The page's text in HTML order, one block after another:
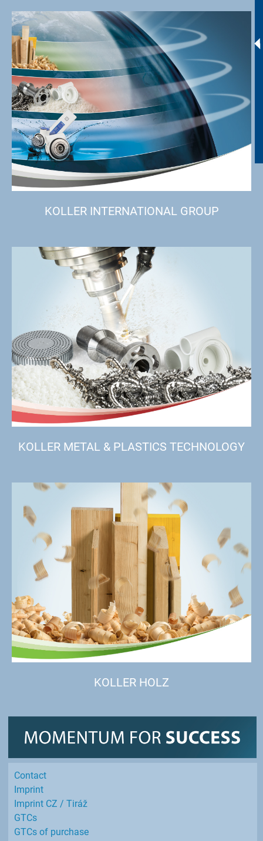
KOLLER INTERNATIONAL GROUP
KOLLER METAL & PLASTICS TECHNOLOGY
KOLLER HOLZ
Contact
Imprint
Imprint CZ / Tiráž
GTCs
GTCs of purchase